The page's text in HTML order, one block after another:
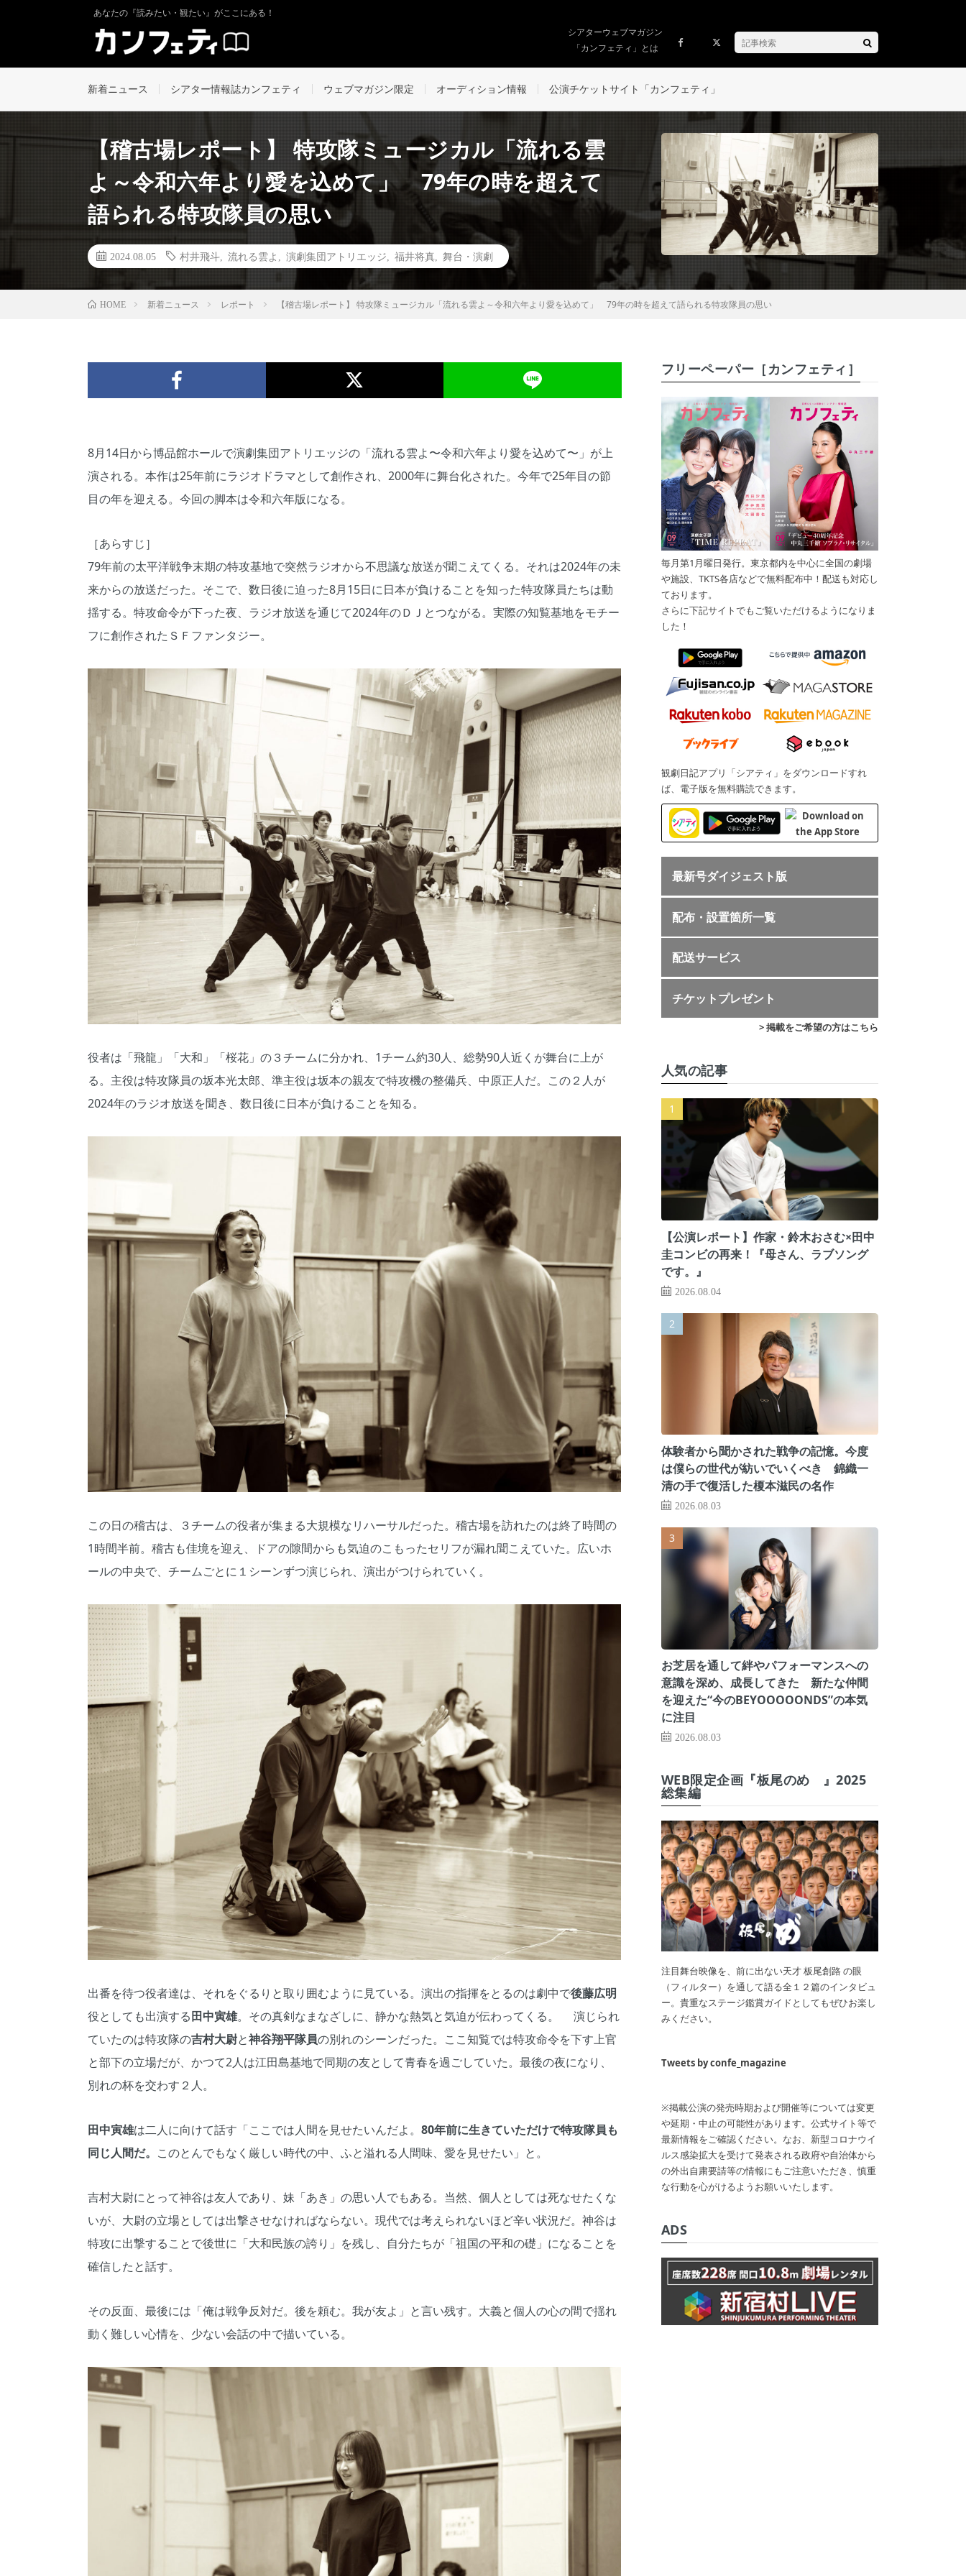
あなたの『読みたい・観たい』がここにある！
シアターウェブマガジン
「カンフェティ」とは
新着ニュース シアター情報誌カンフェティ ウェブマガジン限定 オーディション情報 公演チケットサイト「カンフェティ」
【稽古場レポート】 特攻隊ミュージカル「流れる雲
よ～令和六年より愛を込めて」 79年の時を超えて
語られる特攻隊員の思い
2024.08.05 村井飛斗 流れる雲よ 演劇集団アトリエッジ 福井将真 舞台・演劇
HOME 新着ニュース レポート 【稽古場レポート】 特攻隊ミュージカル「流れる雲よ～令和六年より愛を込めて」 79年の時を超えて語られる特攻隊員の思い
8月14日から博品館ホールで演劇集団アトリエッジの「流れる雲よ〜令和六年より愛を込めて〜」が上
演される。本作は25年前にラジオドラマとして創作され、2000年に舞台化された。今年で25年目の節
目の年を迎える。今回の脚本は令和六年版になる。
［あらすじ］
79年前の太平洋戦争末期の特攻基地で突然ラジオから不思議な放送が聞こえてくる。それは2024年の未
来からの放送だった。そこで、数日後に迫った8月15日に日本が負けることを知った特攻隊員たちは動
揺する。特攻命令が下った夜、ラジオ放送を通じて2024年のＤＪとつながる。実際の知覧基地をモチー
フに創作されたＳＦファンタジー。
役者は「飛龍」「大和」「桜花」の３チームに分かれ、1チーム約30人、総勢90人近くが舞台に上が
る。主役は特攻隊員の坂本光太郎、準主役は坂本の親友で特攻機の整備兵、中原正人だ。この２人が
2024年のラジオ放送を聞き、数日後に日本が負けることを知る。
この日の稽古は、３チームの役者が集まる大規模なリハーサルだった。稽古場を訪れたのは終了時間の
1時間半前。稽古も佳境を迎え、ドアの隙間からも気迫のこもったセリフが漏れ聞こえていた。広いホ
ールの中央で、チームごとに１シーンずつ演じられ、演出がつけられていく。
出番を待つ役者達は、それをぐるりと取り囲むように見ている。演出の指揮をとるのは劇中で後藤広明
役としても出演する田中寅雄。その真剣なまなざしに、静かな熱気と気迫が伝わってくる。 演じられ
ていたのは特攻隊の吉村大尉と神谷翔平隊員の別れのシーンだった。ここ知覧では特攻命令を下す上官
と部下の立場だが、かつて2人は江田島基地で同期の友として青春を過ごしていた。最後の夜になり、
別れの杯を交わす２人。
田中寅雄は二人に向けて話す「ここでは人間を見せたいんだよ。 80年前に生きていただけで特攻隊員も
同じ人間だ。 このとんでもなく厳しい時代の中、ふと溢れる人間味、愛を見せたい」と。
吉村大尉にとって神谷は友人であり、妹「あき」の思い人でもある。当然、個人としては死なせたくな
いが、大尉の立場としては出撃させなければならない。現代では考えられないほど辛い状況だ。神谷は
特攻に出撃することで後世に「大和民族の誇り」を残し、自分たちが「祖国の平和の礎」になることを
確信したと話す。
その反面、最後には「俺は戦争反対だ。後を頼む。我が友よ」と言い残す。大義と個人の心の間で揺れ
動く難しい心情を、少ない会話の中で描いている。
フリーペーパー［カンフェティ］
毎月第1月曜日発行。東京都内を中心に全国の劇場
や施設、TKTS各店などで無料配布中！配送も対応し
ております。
さらに下記サイトでもご覧いただけるようになりま
した！
観劇日記アプリ「シアティ」をダウンロードすれ
ば、電子版を無料購読できます。
最新号ダイジェスト版
配布・設置箇所一覧
配送サービス
チケットプレゼント
> 掲載をご希望の方はこちら
人気の記事
【公演レポート】作家・鈴木おさむ×田中
圭コンビの再来！『母さん、ラブソング
です。』
2026.08.04
体験者から聞かされた戦争の記憶。今度
は僕らの世代が紡いでいくべき 錦織一
清の手で復活した榎本滋民の名作
2026.08.03
お芝居を通して絆やパフォーマンスへの
意識を深め、成長してきた 新たな仲間
を迎えた“今のBEYOOOOONDS”の本気
に注目
2026.08.03
WEB限定企画『板尾のめ゙』2025
総集編
注目舞台映像を、前に出ない天才 板尾創路 の眼
（フィルター）を通して語る全１２篇のインタビュ
ー。貴重なステージ鑑賞ガイドとしてもぜひお楽し
みください。
Tweets by confe_magazine
※掲載公演の発売時期および開催等については変更
や延期・中止の可能性があります。公式サイト等で
最新情報をご確認ください。なお、新型コロナウイ
ルス感染拡大を受けて発表される政府や自治体から
の外出自粛要請等の情報にもご注意いただき、慎重
な行動を心がけるようお願いいたします。
ADS